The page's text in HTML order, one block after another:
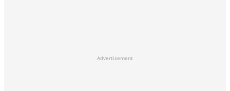
Advertisement